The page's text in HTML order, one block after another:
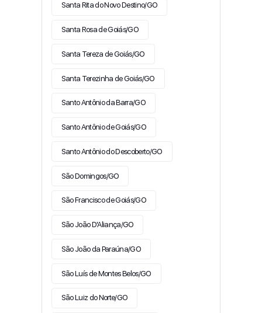
Santa Rita do Novo Destino/GO
Santa Rosa de Goiás/GO
Santa Tereza de Goiás/GO
Santa Terezinha de Goiás/GO
Santo Antônio da Barra/GO
Santo Antônio de Goiás/GO
Santo Antônio do Descoberto/GO
São Domingos/GO
São Francisco de Goiás/GO
São João D'Aliança/GO
São João da Paraúna/GO
São Luís de Montes Belos/GO
São Luiz do Norte/GO